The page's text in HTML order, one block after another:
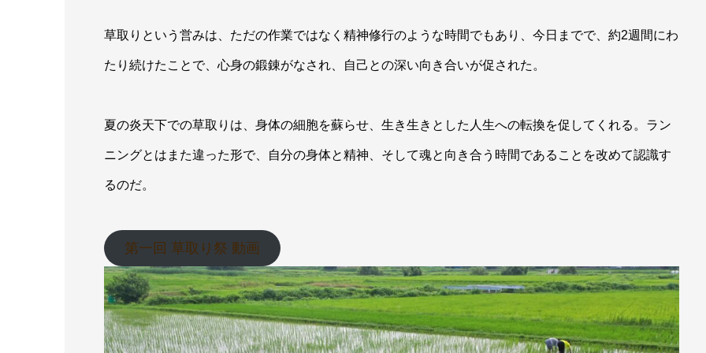
草取りという営みは、ただの作業ではなく精神修行のような時間でもあり、今日までで、約2週間にわ
たり続けたことで、心身の鍛錬がなされ、自己との深い向き合いが促された。
夏の炎天下での草取りは、身体の細胞を蘇らせ、生き生きとした人生への転換を促してくれる。ラン
ニングとはまた違った形で、自分の身体と精神、そして魂と向き合う時間であることを改めて認識す
るのだ。
第一回 草取り祭 動画